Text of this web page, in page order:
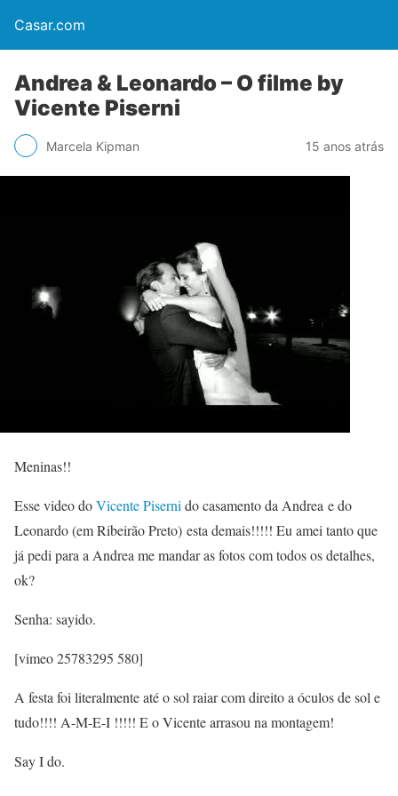
Casar.com
Andrea & Leonardo – O filme by
Vicente Piserni
Marcela Kipman 15 anos atrás
Meninas!!
Esse video doVicente Piserni do casamento da Andrea e do
Leonardo (em Ribeirão Preto) esta demais!!!!! Eu amei tanto que
já pedi para a Andrea me mandar as fotos com todos os detalhes,
ok?
Senha: sayido.
[vimeo 25783295 580]
A festa foi literalmente até o sol raiar com direito a óculos de sol e
tudo!!!! A-M-E-I !!!!! E o Vicente arrasou na montagem!
Say I do.